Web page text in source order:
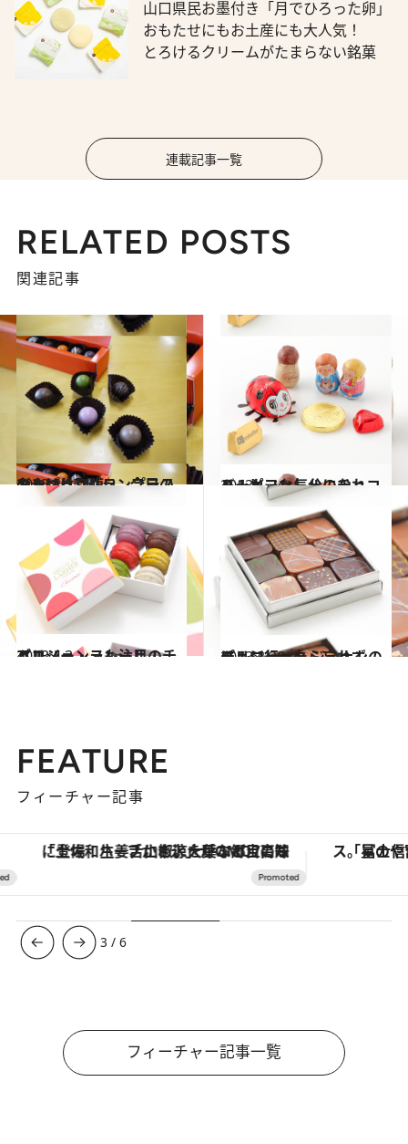
山口県民お墨付き「月でひろった卵」
おもたせにもお土産にも大人気！
とろけるクリームがたまらない銘菓
連載記事一覧
RELATED POSTS
関連記事
2013.2.25
やっぱり別腹!? 今日のおやつは…グランプラスのトリュフ
グルメ 2013.1.24
ハッピーな気分になれる！カファレルのチョコレート
グルメ
2013.4.3
パリジェンヌも注目！ アルノー・ラレールのチョコ
グルメ 2013.3.28
パリに行ったら忘れずに！ジャック ジュナンのチョコレート
グルメ
FEATURE
フィーチャー記事
「土佐和ハーブかき氷」がOMO7高知に登場！生姜、山椒、大葉など目にも舌にも涼を呼ぶ郷土の味
3 /6
フィーチャー記事一覧